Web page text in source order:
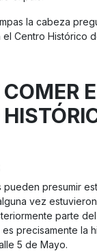
la cabeza
Centro Histórico
pueden presumir
vez
parte
es precisamente la
5 de Mayo.